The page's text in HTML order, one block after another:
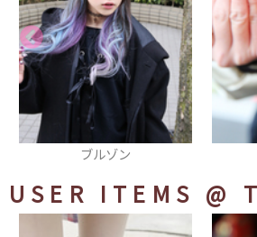
リング
USER ITEMS @